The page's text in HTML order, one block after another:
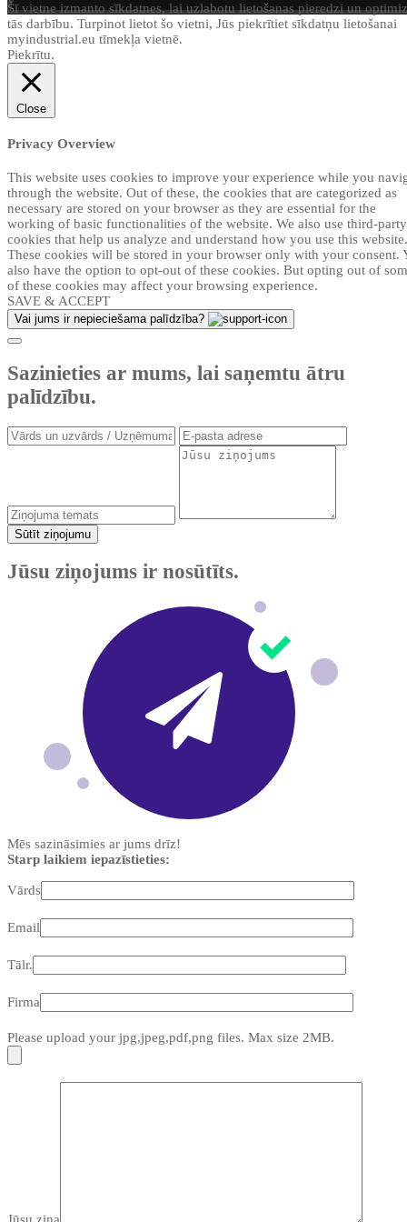
Šī vietne izmanto sīkdatnes, lai uzlabotu lietošanas pieredzi un
tās darbību. Turpinot lietot šo vietni, Jūs piekrītiet sīkdatņu lietošanai
myindustrial.eu tīmekļa vietnē.
Piekrītu.
Close
Privacy Overview
This website uses cookies to improve your experience while you
through the website. Out of these, the cookies that are categorized as
necessary are stored on your browser as they are essential for the
working of basic functionalities of the website. We also use third-party
cookies that help us analyze and understand how you use this website.
These cookies will be stored in your browser only with your consent.
also have the option to opt-out of these cookies. But opting out of
of these cookies may affect your browsing experience.
SAVE & ACCEPT
Vai jums ir nepieciešama palīdzība?
Sazinieties ar mums, lai saņemtu ātru
palīdzību.
Sūtīt ziņojumu
Jūsu ziņojums ir nosūtīts.
Mēs sazināsimies ar jums drīz!
Starp laikiem iepazīstieties:
Vārds
Email
Tālr.
Firma
Please upload your jpg,jpeg,pdf,png files. Max size 2MB.